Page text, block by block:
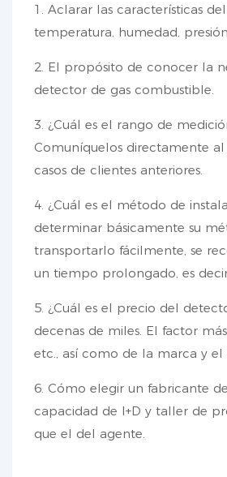
1. Aclarar las características
temperatura, humedad,
2. El propósito de conocer la
detector de gas combustible.
3. ¿Cuál es el rango de
Comuníquelos directamente
casos de clientes anteriores.
4. ¿Cuál es el método de
determinar básicamente su
transportarlo fácilmente, se
un tiempo prolongado, es
5. ¿Cuál es el precio del
decenas de miles. El factor
etc., así como de la marca y el
6. Cómo elegir un fabricante
capacidad de I+D y taller de
que el del agente.